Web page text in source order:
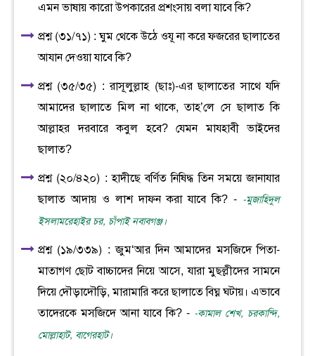
এমন ভাষায় কারো উপকারের প্রশংসায় বলা যাবে কি?
প্রশ্ন (৩১/৭১) : ঘুম থেকে উঠে ওযূ না করে ফজরের ছালাতের
আযান দেওয়া যাবে কি?
প্রশ্ন (৩৫/৩৫) : রাসূলুল্লাহ (ছাঃ)-এর ছালাতের সাথে যদি
আমাদের ছালাতে মিল না থাকে, তাহ’লে সে ছালাত কি
আল্লাহর দরবারে কবুল হবে? যেমন মাযহাবী ভাইদের
ছালাত?
প্রশ্ন (২০/৪২০) : হাদীছে বর্ণিত নিষিদ্ধ তিন সময়ে জানাযার
ছালাত আদায় ও লাশ দাফন করা যাবে কি? - -মুজাহিদুল
ইসলামরেহাইর চর, চাঁপাই নবাবগঞ্জ।
প্রশ্ন (১৯/৩৩৯) : জুম‘আর দিন আমাদের মসজিদে পিতা-
মাতাগণ ছোট বাচ্চাদের নিয়ে আসে, যারা মুছল্লীদের সামনে
দিয়ে দৌড়াদৌড়ি, মারামারি করে ছালাতে বিঘ্ন ঘটায়। এভাবে
তাদেরকে মসজিদে আনা যাবে কি? - -কামাল শেখ, চরকান্দি,
মোল্লাহাট, বাগেরহাট।